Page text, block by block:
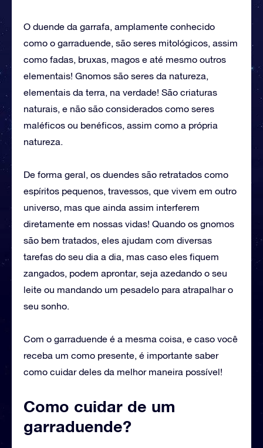
O duende da garrafa, amplamente conhecido
como o garraduende, são seres mitológicos, assim
como fadas, bruxas, magos e até mesmo outros
elementais! Gnomos são seres da natureza,
elementais da terra, na verdade! São criaturas
naturais, e não são considerados como seres
maléficos ou benéficos, assim como a própria
natureza.
De forma geral, os duendes são retratados como
espíritos pequenos, travessos, que vivem em outro
universo, mas que ainda assim interferem
diretamente em nossas vidas! Quando os gnomos
são bem tratados, eles ajudam com diversas
tarefas do seu dia a dia, mas caso eles fiquem
zangados, podem aprontar, seja azedando o seu
leite ou mandando um pesadelo para atrapalhar o
seu sonho.
Com o garraduende é a mesma coisa, e caso você
receba um como presente, é importante saber
como cuidar deles da melhor maneira possível!
Como cuidar de um
garraduende?